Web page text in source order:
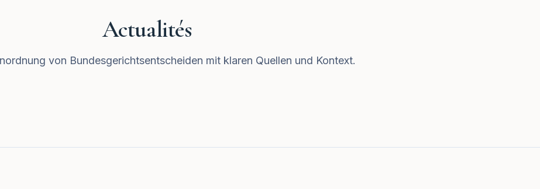
Actualités
von Bundesgerichtsentscheiden mit klaren Quellen und Kontext.